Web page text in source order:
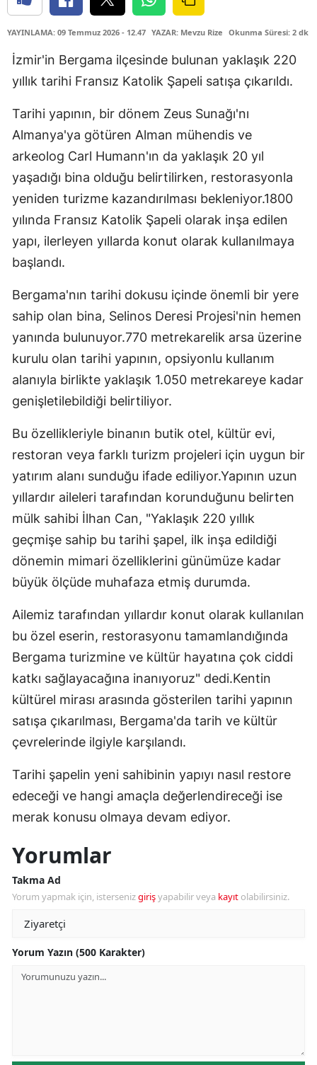
YAYINLAMA: 09 Temmuz 2026 - 12.47 YAZAR: Mevzu Rize Okunma Süresi: 2 dk
İzmir'in Bergama ilçesinde bulunan yaklaşık 220
yıllık tarihi Fransız Katolik Şapeli satışa çıkarıldı.
Tarihi yapının, bir dönem Zeus Sunağı'nı
Almanya'ya götüren Alman mühendis ve
arkeolog Carl Humann'ın da yaklaşık 20 yıl
yaşadığı bina olduğu belirtilirken, restorasyonla
yeniden turizme kazandırılması bekleniyor.1800
yılında Fransız Katolik Şapeli olarak inşa edilen
yapı, ilerleyen yıllarda konut olarak kullanılmaya
başlandı.
Bergama'nın tarihi dokusu içinde önemli bir yere
sahip olan bina, Selinos Deresi Projesi'nin hemen
yanında bulunuyor.770 metrekarelik arsa üzerine
kurulu olan tarihi yapının, opsiyonlu kullanım
alanıyla birlikte yaklaşık 1.050 metrekareye kadar
genişletilebildiği belirtiliyor.
Bu özellikleriyle binanın butik otel, kültür evi,
restoran veya farklı turizm projeleri için uygun bir
yatırım alanı sunduğu ifade ediliyor.Yapının uzun
yıllardır aileleri tarafından korunduğunu belirten
mülk sahibi İlhan Can, "Yaklaşık 220 yıllık
geçmişe sahip bu tarihi şapel, ilk inşa edildiği
dönemin mimari özelliklerini günümüze kadar
büyük ölçüde muhafaza etmiş durumda.
Ailemiz tarafından yıllardır konut olarak kullanılan
bu özel eserin, restorasyonu tamamlandığında
Bergama turizmine ve kültür hayatına çok ciddi
katkı sağlayacağına inanıyoruz" dedi.Kentin
kültürel mirası arasında gösterilen tarihi yapının
satışa çıkarılması, Bergama'da tarih ve kültür
çevrelerinde ilgiyle karşılandı.
Tarihi şapelin yeni sahibinin yapıyı nasıl restore
edeceği ve hangi amaçla değerlendireceği ise
merak konusu olmaya devam ediyor.
Yorumlar
Takma Ad
Yorum yapmak için, istersenizgirişyapabilir veya kayıt olabilirsiniz.
Yorum Yazın (500 Karakter)